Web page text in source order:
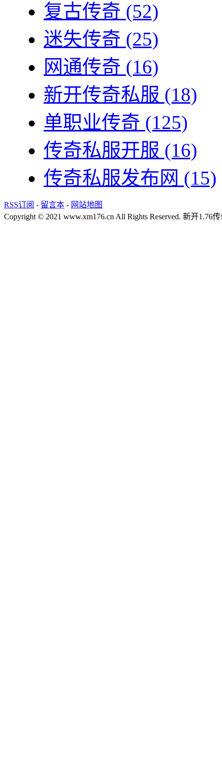
复古传奇 (52)
迷失传奇 (25)
网通传奇 (16)
新开传奇私服 (18)
单职业传奇 (125)
传奇私服开服 (16)
传奇私服发布网 (15)
RSS订阅 - 留言本 - 网站地图
Copyright © 2021 www.xm176.cn All Rights Reserved. 新开1.76